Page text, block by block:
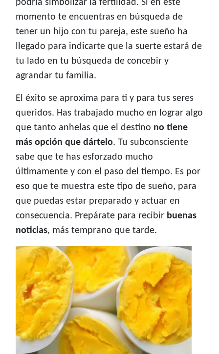
podría simbolizar la fertilidad. Si en este
momento te encuentras en búsqueda de
tener un hijo con tu pareja, este sueño ha
llegado para indicarte que la suerte estará de
tu lado en tu búsqueda de concebir y
agrandar tu familia.
El éxito se aproxima para ti y para tus seres
queridos. Has trabajado mucho en lograr algo
que tanto anhelas que el destino no tiene
más opción que dártelo. Tu subconsciente
sabe que te has esforzado mucho
últimamente y con el paso del tiempo. Es por
eso que te muestra este tipo de sueño, para
que puedas estar preparado y actuar en
consecuencia. Prepárate para recibir buenas
noticias, más temprano que tarde.